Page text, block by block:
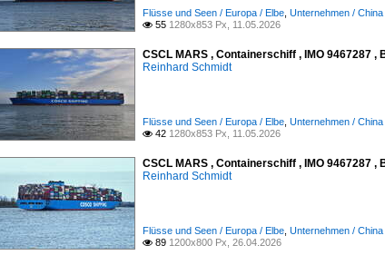
Flüsse und Seen / Europa / Elbe Unternehmen /
 55 1280x853 Px, 11.05.2026
CSCL MARS , Containerschiff , IMO 9467287 ,
Reinhard Schmidt
Flüsse und Seen / Europa / Elbe Unternehmen /
 42 1280x853 Px, 11.05.2026
CSCL MARS , Containerschiff , IMO 9467287 ,
Reinhard Schmidt
Flüsse und Seen / Europa / Elbe Unternehmen /
 89 1200x800 Px, 26.04.2026